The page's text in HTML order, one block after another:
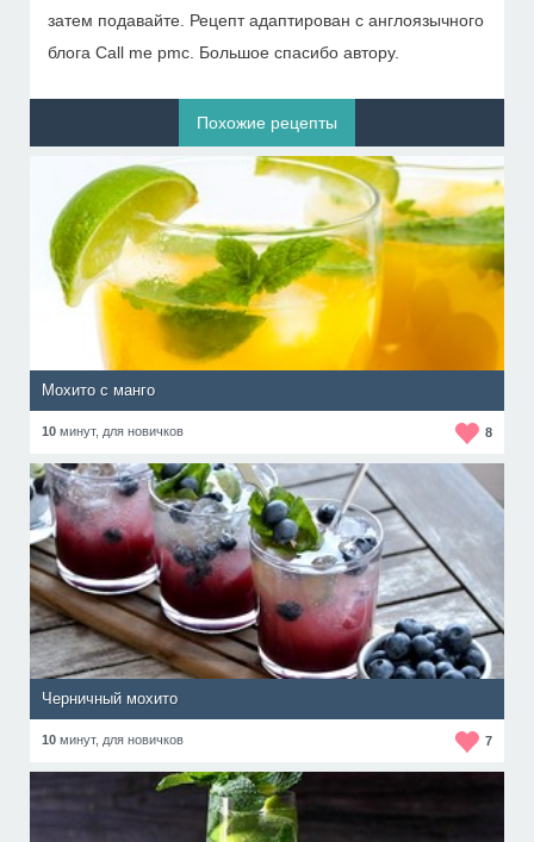
затем подавайте. Рецепт адаптирован с англоязычного
блога Call me pmc. Большое спасибо автору.
Похожие рецепты
Мохито с манго
10 минут, для новичков 8
Черничный мохито
10 минут, для новичков 7